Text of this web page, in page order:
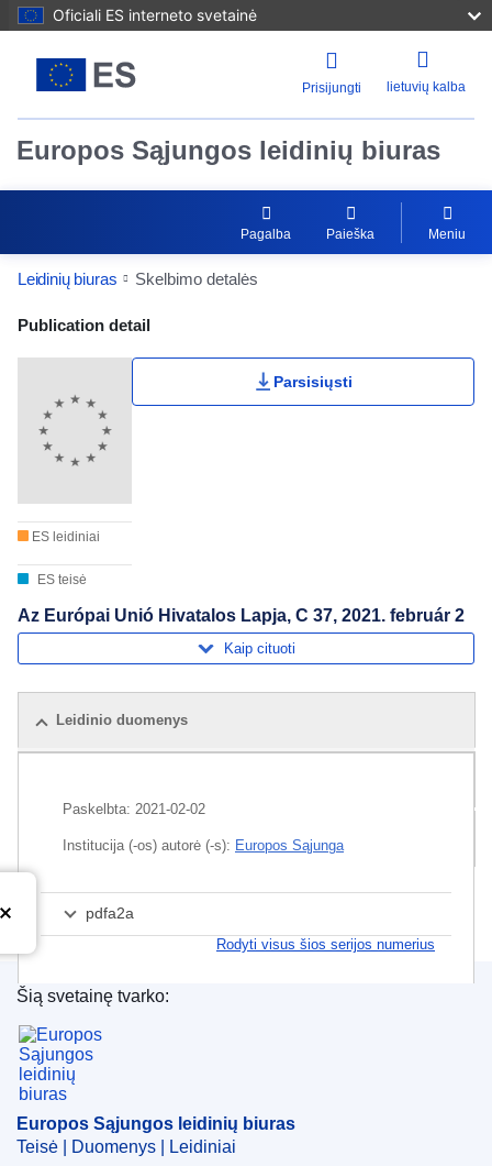
Oficiali ES interneto svetainė
Prisijungti lietuvių kalba
Europos Sąjungos leidinių biuras
Pagalba Paieška Meniu
Leidinių biuras Skelbimo detalės
Publication Detail Actions Portlet
Publication detail
ES leidiniai
ES teisė
Parsisiųsti
Az Európai Unió Hivatalos Lapja, C 37, 2021. február 2
Kaip cituoti
Leidinio duomenys
Rinkinys
Paskelbta: 2021-02-02
Institucija (-os) autorė (-s): Europos Sąjunga
pdfa2a
Rodyti visus šios serijos numerius
Europos Sąjungos leidinių biuras
Šią svetainę tvarko:
Europos Sąjungos leidinių biuras
Teisė | Duomenys | Leidiniai